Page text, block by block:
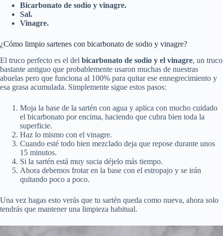
Bicarbonato de sodio y vinagre.
Sal.
Vinagre.
¿Cómo limpio sartenes con bicarbonato de sodio y vinagre?
El truco perfecto es el del bicarbonato de sodio y el vinagre, un truco
bastante antiguo que probablemente usaron muchas de nuestras
abuelas pero que funciona al 100% para quitar ese ennegrecimiento y
esa grasa acumulada. Simplemente sigue estos pasos:
Moja la base de la sartén con agua y aplica con mucho cuidado
el bicarbonato por encima, haciendo que cubra bien toda la
superficie.
Haz lo mismo con el vinagre.
Cuando esté todo bien mezclado deja que repose durante unos
15 minutos.
Si la sartén está muy sucia déjelo más tiempo.
Ahora debemos frotar en la base con el estropajo y se irán
quitando poco a poco.
Una vez hagas esto verás que tu sartén queda como nueva, ahora solo
tendrás que mantener una limpieza habitual.